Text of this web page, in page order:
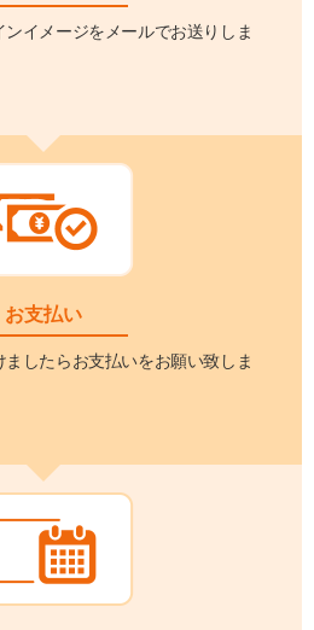
イメージをメールでお送りしま
お支払い
したらお支払いをお願い致しま